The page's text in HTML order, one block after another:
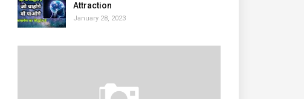
Attraction
January 28, 2023